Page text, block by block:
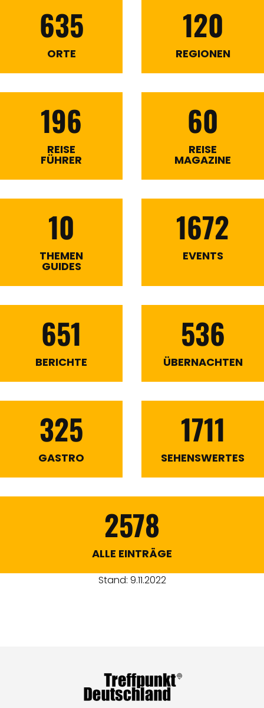
635
ORTE
120
REGIONEN
196
REISE
FÜHRER
60
REISE
MAGAZINE
10
THEMEN
GUIDES
1672
EVENTS
651
BERICHTE
536
ÜBERNACHTEN
325
GASTRO
1711
SEHENSWERTES
2578
ALLE EINTRÄGE
Stand: 9.11.2022